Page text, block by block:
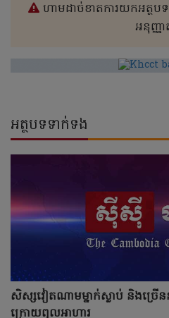
ហាមដាច់ខាតការយកអត្ថប
អនុញ្ញ
អត្ថបទទាក់ទង
សិស្សវៀតណាមម្នាក់ស្លាប់ និងច្រើ
ក្រោយពុលអាហារ